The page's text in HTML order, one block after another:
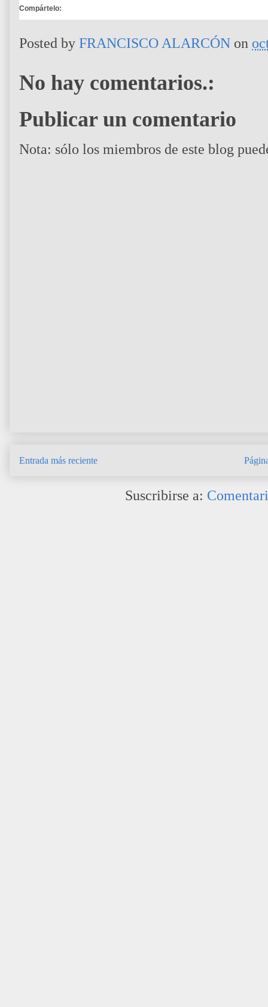
Compártelo:
Posted by FRANCISCO ALARCÓN on
No hay comentarios.:
Publicar un comentario
Nota: sólo los miembros de este blog
Entrada más reciente
Suscribirse a: